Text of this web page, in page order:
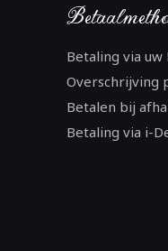
Betaling via uw
Overschrijving
Betalen bij
Betaling via i-